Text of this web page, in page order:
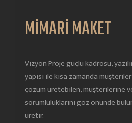
MİMARİ MAKET
Vizyon Proje güçlü kadrosu,
yapısı ile kısa zamanda
çözüm üretebilen, müşterilerine
sorumluluklarını göz önünde
üretir.